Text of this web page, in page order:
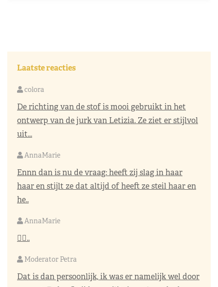
Laatste reacties
colora
De richting van de stof is mooi gebruikt in het
ontwerp van de jurk van Letizia. Ze ziet er stijlvol
uit...
AnnaMarie
Ennn dan is nu de vraag: heeft zij slag in haar
haar en stijlt ze dat altijd of heeft ze steil haar en
he..
AnnaMarie
👌🏼..
Moderator Petra
Dat is dan persoonlijk, ik was er namelijk wel door